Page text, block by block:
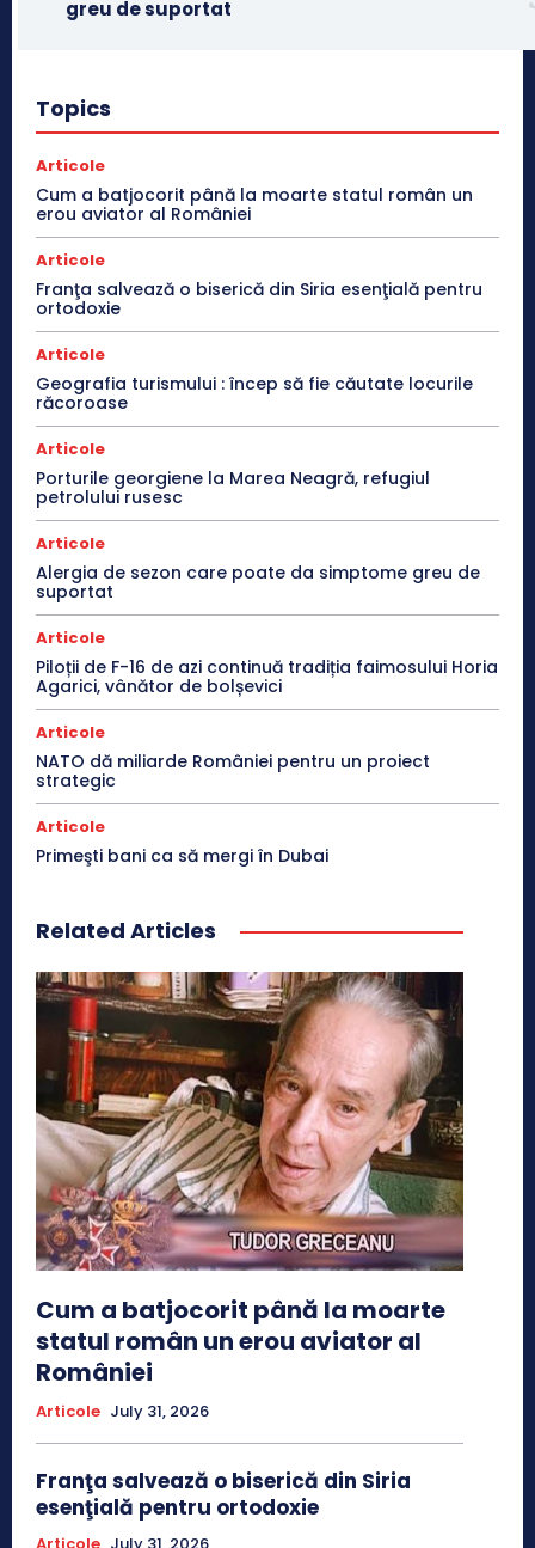
greu de suportat
Topics
Articole
Cum a batjocorit până la moarte statul român un
erou aviator al României
Articole
Franţa salvează o biserică din Siria esenţială pentru
ortodoxie
Articole
Geografia turismului : încep să fie căutate locurile
răcoroase
Articole
Porturile georgiene la Marea Neagră, refugiul
petrolului rusesc
Articole
Alergia de sezon care poate da simptome greu de
suportat
Articole
Piloții de F-16 de azi continuă tradiția faimosului Horia
Agarici, vânător de bolșevici
Articole
NATO dă miliarde României pentru un proiect
strategic
Articole
Primeşti bani ca să mergi în Dubai
Related Articles
Cum a batjocorit până la moarte
statul român un erou aviator al
României
Articole July 31, 2026
Franţa salvează o biserică din Siria
esenţială pentru ortodoxie